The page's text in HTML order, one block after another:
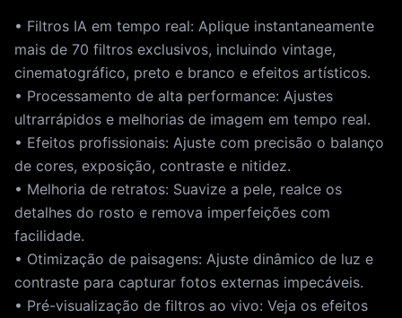
• Filtros IA em tempo real: Aplique instantaneamente
mais de 70 filtros exclusivos, incluindo vintage,
cinematográfico, preto e branco e efeitos artísticos.
• Processamento de alta performance: Ajustes
ultrarrápidos e melhorias de imagem em tempo real.
• Efeitos profissionais: Ajuste com precisão o balanço
de cores, exposição, contraste e nitidez.
• Melhoria de retratos: Suavize a pele, realce os
detalhes do rosto e remova imperfeições com
facilidade.
• Otimização de paisagens: Ajuste dinâmico de luz e
contraste para capturar fotos externas impecáveis.
• Pré-visualização de filtros ao vivo: Veja os efeitos